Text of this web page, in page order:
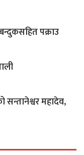
पक्राउ
सन्तानेश्वर महादेव,